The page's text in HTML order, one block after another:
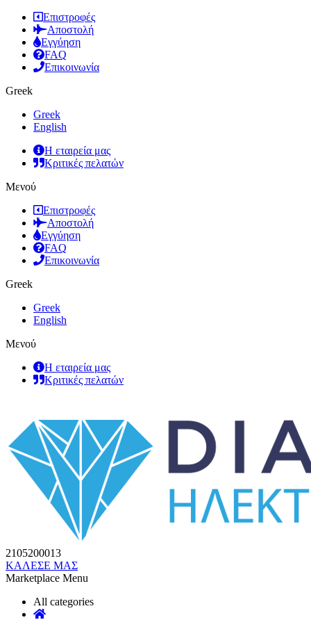
Επιστροφές
Αποστολή
Εγγύηση
FAQ
Επικοινωνία
Greek
Greek
English
Η εταιρεία μας
Κριτικές πελατών
Μενού
Επιστροφές
Αποστολή
Εγγύηση
FAQ
Επικοινωνία
Greek
Greek
English
Μενού
Η εταιρεία μας
Κριτικές πελατών
2105200013
ΚΑΛΕΣΕ ΜΑΣ
Marketplace Menu
All categories